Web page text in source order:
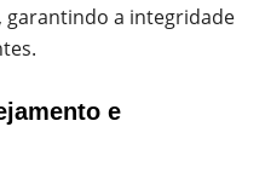
a integridade
e